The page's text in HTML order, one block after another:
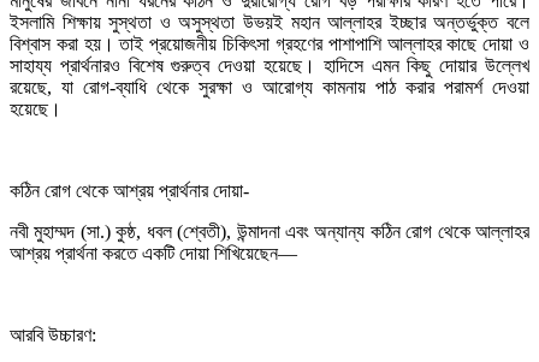
ইসলামি শিক্ষায় সুস্থতা ও অসুস্থতা উভয়ই মহান আল্লাহর ইচ্ছার অন্তর্ভুক্ত বলে
বিশ্বাস করা হয়। তাই প্রয়োজনীয় চিকিৎসা গ্রহণের পাশাপাশি আল্লাহর কাছে দোয়া ও
সাহায্য প্রার্থনারও বিশেষ গুরুত্ব দেওয়া হয়েছে। হাদিসে এমন কিছু দোয়ার উল্লেখ
রয়েছে, যা রোগ-ব্যাধি থেকে সুরক্ষা ও আরোগ্য কামনায় পাঠ করার পরামর্শ দেওয়া
হয়েছে।
কঠিন রোগ থেকে আশ্রয় প্রার্থনার দোয়া-
নবী মুহাম্মদ (সা.) কুষ্ঠ, ধবল (শ্বেতী), উন্মাদনা এবং অন্যান্য কঠিন রোগ থেকে আল্লাহর
আশ্রয় প্রার্থনা করতে একটি দোয়া শিখিয়েছেন—
আরবি উচ্চারণ: